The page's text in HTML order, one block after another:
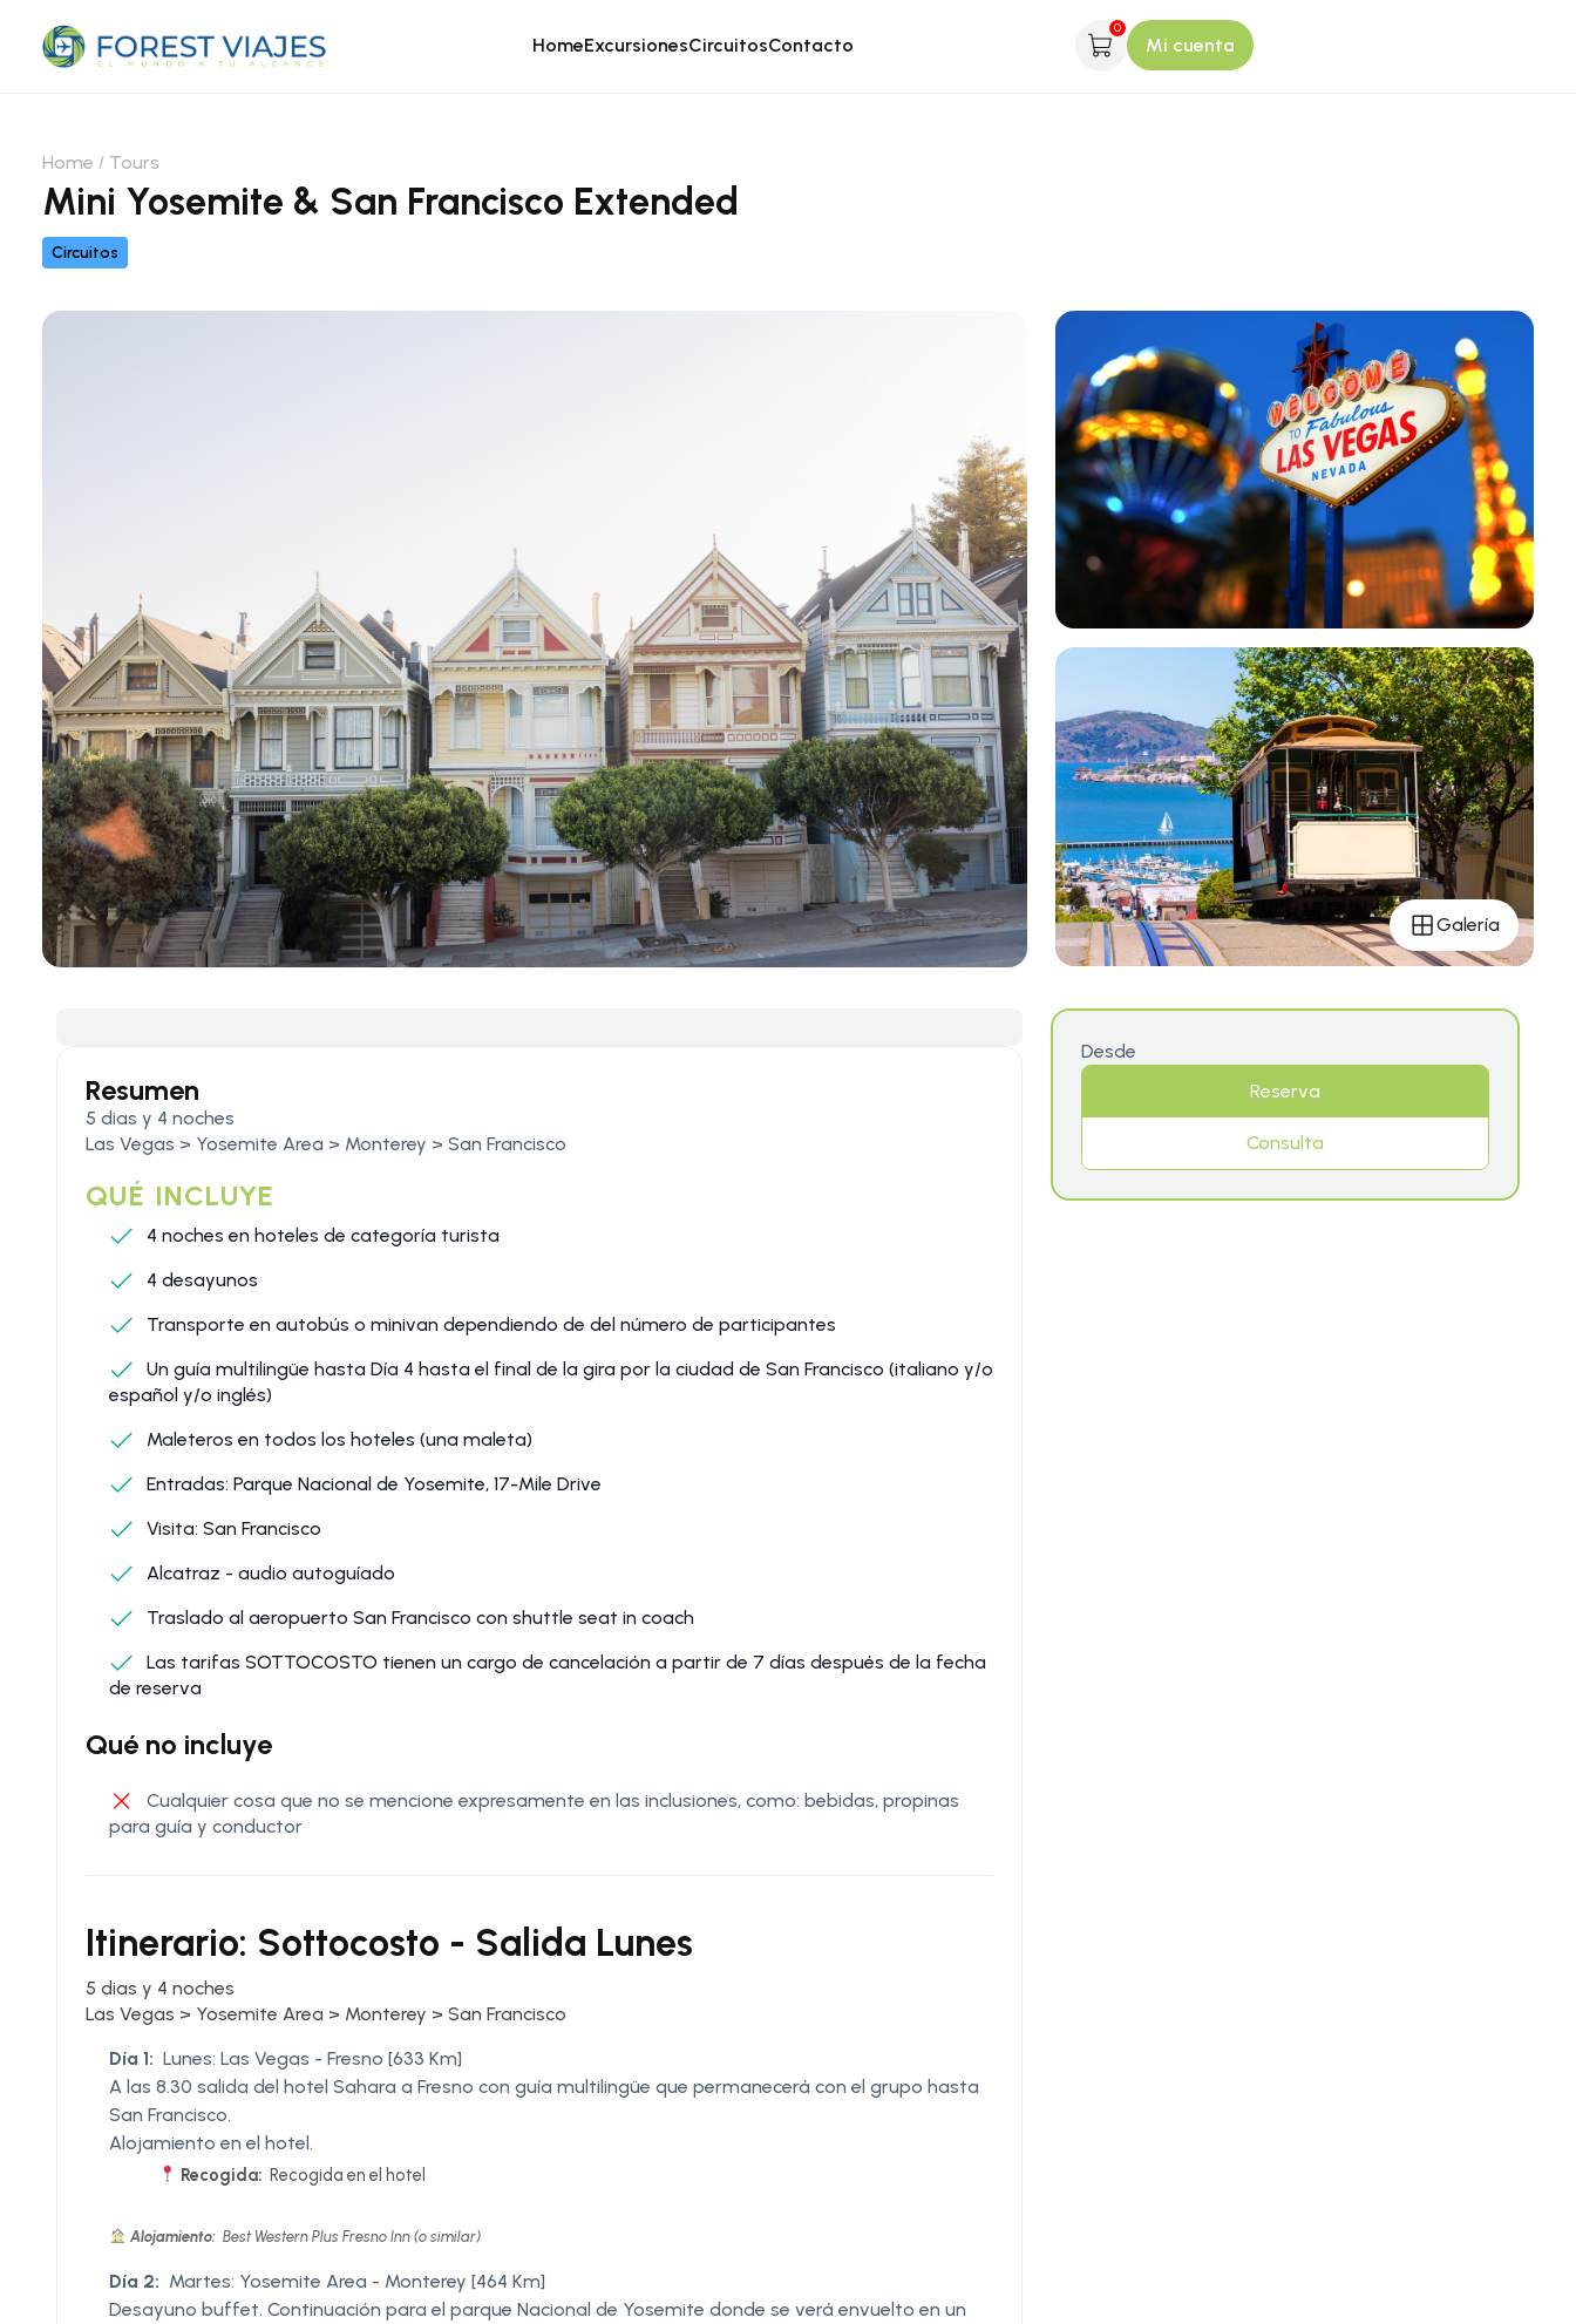
HomeExcursionesCircuitosContacto
0
Mi cuenta
Home Tours
Mini Yosemite & San Francisco Extended
Circuitos
Galería
Resumen
5 dias y 4 noches
Las Vegas > Yosemite Area > Monterey > San Francisco
QUÉ INCLUYE
4 noches en hoteles de categoría turista
4 desayunos
Transporte en autobús o minivan dependiendo de del número de participantes
Un guía multilingüe hasta Día 4 hasta el final de la gira por la ciudad de San Francisco (italiano y/o
español y/o inglés)
Maleteros en todos los hoteles (una maleta)
Entradas: Parque Nacional de Yosemite, 17-Mile Drive
Visita: San Francisco
Alcatraz - audio autoguíado
Traslado al aeropuerto San Francisco con shuttle seat in coach
Las tarifas SOTTOCOSTO tienen un cargo de cancelación a partir de 7 días después de la fecha
de reserva
Qué no incluye
Cualquier cosa que no se mencione expresamente en las inclusiones, como: bebidas, propinas
para guía y conductor
Itinerario: Sottocosto - Salida Lunes
5 dias y 4 noches
Las Vegas > Yosemite Area > Monterey > San Francisco
Día 1: Lunes: Las Vegas - Fresno [633 Km]
A las 8.30 salida del hotel Sahara a Fresno con guía multilingüe que permanecerá con el grupo hasta
San Francisco.
Alojamiento en el hotel.
Recogida: Recogida en el hotel
Alojamiento: Best Western Plus Fresno Inn (o similar)
Día 2: Martes: Yosemite Area - Monterey [464 Km]
Desayuno buffet. Continuación para el parque Nacional de Yosemite donde se verá envuelto en un
Desde
Reserva
Consulta